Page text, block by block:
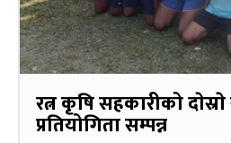
रत्न कृषि सहकारीको
प्रतियोगिता सम्पन्न